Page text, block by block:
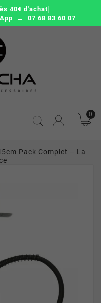
40€ d'achat|
→ 07 68 83 60 07
0
Pack Complet – La